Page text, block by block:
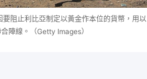
阻止利比亞制定以黃金作本位的貨幣，用以
陣線。（Getty Images）